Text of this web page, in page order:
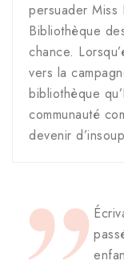
persuader Miss
Bibliothèque
chance.
vers la
bibliothèque
communauté
devenir